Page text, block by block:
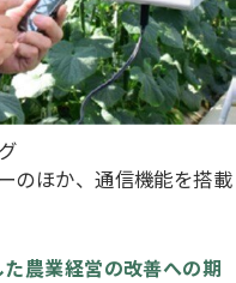
のほか、通信機能を搭載
農業経営の改善への期